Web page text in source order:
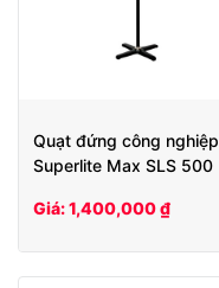
Quạt đứng công nghiệp
Superlite Max SLS 500
Giá: 1,400,000 ₫